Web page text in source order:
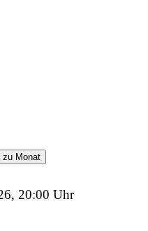
zu Monat
20:00 Uhr